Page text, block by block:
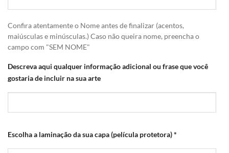
Confira atentamente o Nome antes de finalizar (acentos,
maiúsculas e minúsculas.) Caso não queira nome, preencha o
campo com "SEM NOME"
Descreva aqui qualquer informação adicional ou frase que você
gostaria de incluir na sua arte
Escolha a laminação da sua capa (película protetora)*